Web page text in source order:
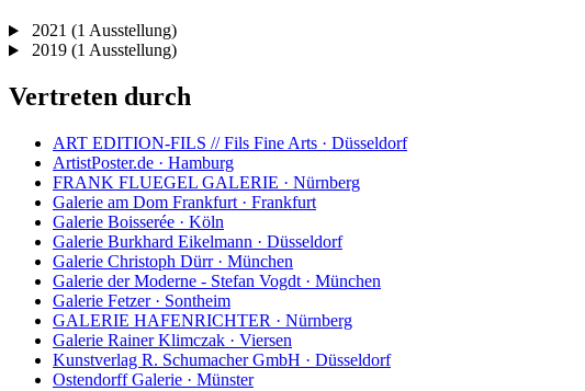
2021 (1 Ausstellung)
2019 (1 Ausstellung)
Vertreten durch
ART EDITION-FILS // Fils Fine Arts · Düsseldorf
ArtistPoster.de · Hamburg
FRANK FLUEGEL GALERIE · Nürnberg
Galerie am Dom Frankfurt · Frankfurt
Galerie Boisserée · Köln
Galerie Burkhard Eikelmann · Düsseldorf
Galerie Christoph Dürr · München
Galerie der Moderne - Stefan Vogdt · München
Galerie Fetzer · Sontheim
GALERIE HAFENRICHTER · Nürnberg
Galerie Rainer Klimczak · Viersen
Kunstverlag R. Schumacher GmbH · Düsseldorf
Ostendorff Galerie · Münster